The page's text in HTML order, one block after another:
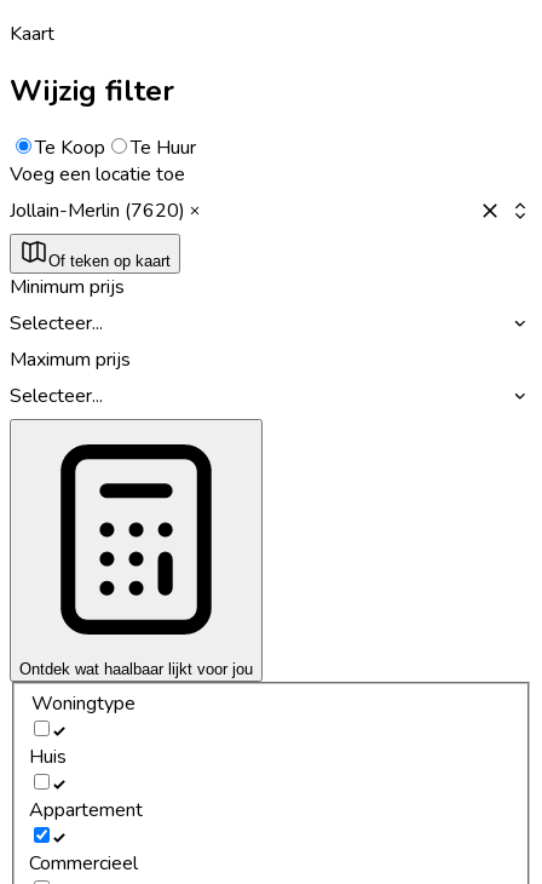
Kaart
Wijzig filter
Te Koop
Te Huur
Voeg een locatie toe
Jollain-Merlin (7620)
Of teken op kaart
Minimum prijs
Selecteer...
Maximum prijs
Selecteer...
Ontdek wat haalbaar lijkt voor jou
Woningtype
Huis
Appartement
Commercieel